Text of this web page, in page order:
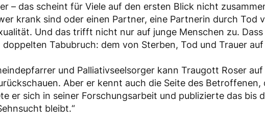
– das scheint für Viele auf den ersten Blick nicht
krank sind oder einen Partner, eine Partnerin durch Tod
Und das trifft nicht nur auf junge Menschen zu.
Tabubruch: dem von Sterben, Tod und Trauer
und Palliativseelsorger kann Traugott Roser
Aber er kennt auch die Seite des
er sich in seiner Forschungsarbeit und publizierte das bis
bleibt.“